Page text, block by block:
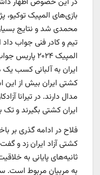
بازی‌های المپیک توکیو،
محمدی شد و نتایج
تیم و کادر فنی جواب داد
المپیک ۲۰۲۴
ایران به آلبانی کسب یک
کشتی ایران بیش از این
مدال دارند. در تیرانا
ایران کشتی بگیرند و
فلاح در ادامه گذری بر
کشتی آزاد ایران زد و
ثانیه‌های پایانی به
به مربیان مربوط است.